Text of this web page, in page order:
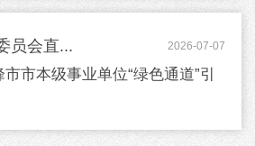
员会直... 2026-07-07
市本级事业单位“绿色通道”引